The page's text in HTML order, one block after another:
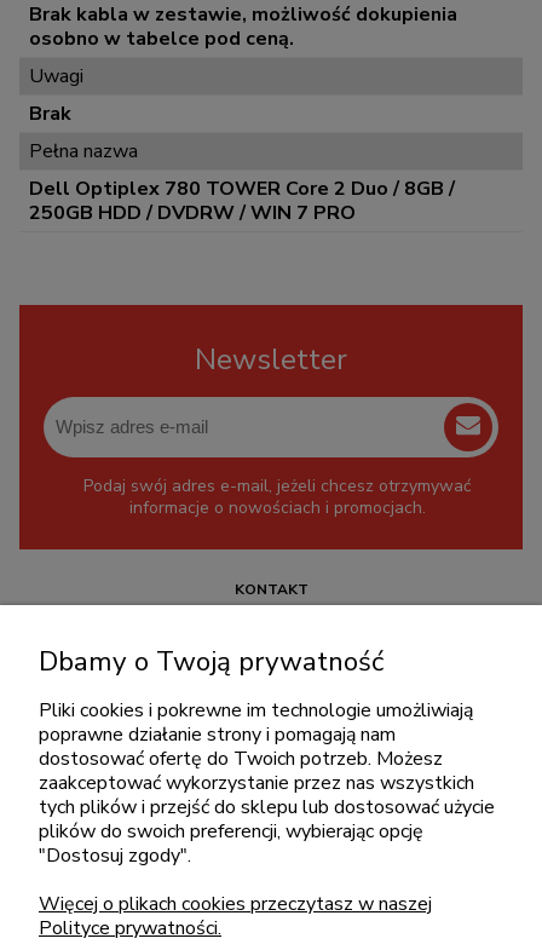
Brak kabla w zestawie, możliwość dokupienia
osobno w tabelce pod ceną.
Uwagi
Brak
Pełna nazwa
Dell Optiplex 780 TOWER Core 2 Duo / 8GB /
250GB HDD / DVDRW / WIN 7 PRO
Newsletter
Podaj swój adres e-mail, jeżeli chcesz otrzymywać
informacje o nowościach i promocjach.
KONTAKT
pon.-piąt.: 08:00-16:00
sklep@cebit.pl
ZAKUPY
MOJE KONTO
Dbamy o Twoją prywatność
Pliki cookies i pokrewne im technologie umożliwiają
poprawne działanie strony i pomagają nam
dostosować ofertę do Twoich potrzeb. Możesz
zaakceptować wykorzystanie przez nas wszystkich
tych plików i przejść do sklepu lub dostosować użycie
plików do swoich preferencji, wybierając opcję
"Dostosuj zgody".
Więcej o plikach cookies przeczytasz w naszej
Polityce prywatności.